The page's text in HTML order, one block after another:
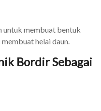
untuk membuat bentuk
helai daun.
Bordir Sebagai